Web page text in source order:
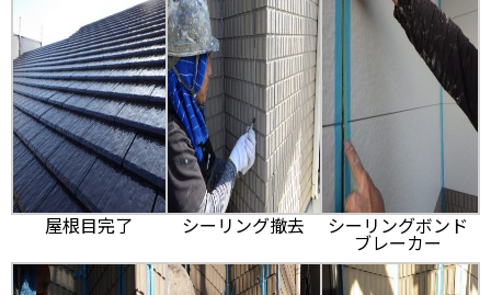
屋根目完了 シーリング撤去 シーリングボンド
ブレーカー